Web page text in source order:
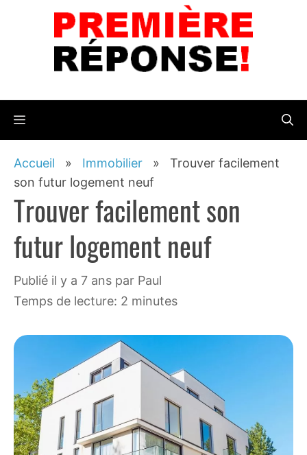
Menu
Accueil » Immobilier » Trouver facilement
son futur logement neuf
Trouver facilement son
futur logement neuf
publié il y a 7 ans par Paul
Temps de lecture: 2 minutes